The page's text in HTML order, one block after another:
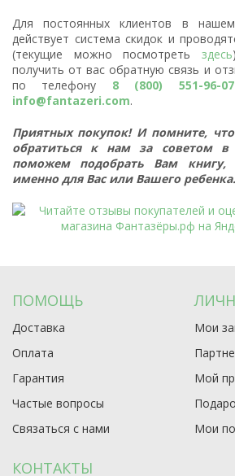
Для постоянных клиентов в нашем
действует система скидок и
(текущие можно посмотреть здесь
получить от вас обратную связь и
по телефону 8 (800) 551-96-07
info@fantazeri.com.
Приятных покупок! И помните,
обратиться к нам за советом
поможем подобрать Вам книгу,
именно для Вас или Вашего ребенка.
ПОМОЩЬ
Доставка
Оплата
Гарантия
Частые вопросы
Связаться с нами
Мои
Мой
Мои
КОНТАКТЫ